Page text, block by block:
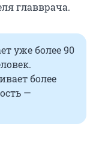
главврача.
уже более 90
более
—